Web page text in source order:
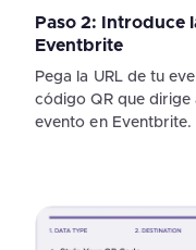
Paso 2: Introduce
Eventbrite
Pega la URL de tu
código QR que dirige
evento en Eventbrite.